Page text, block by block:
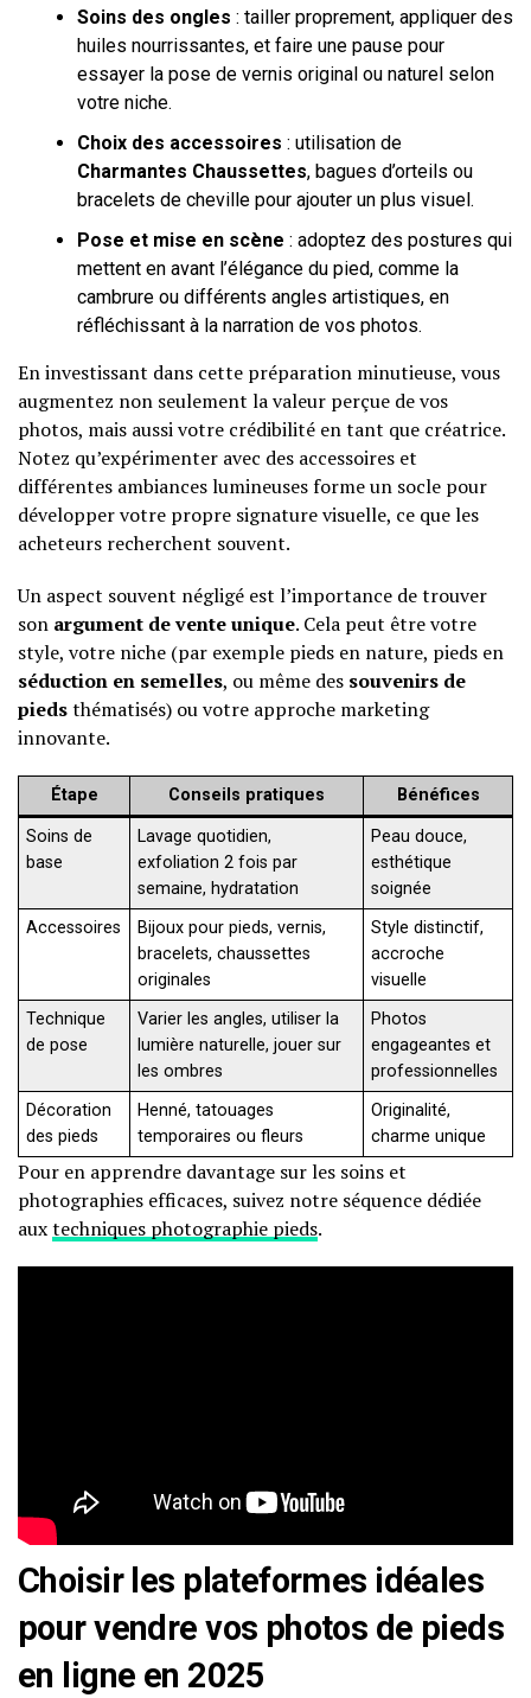
Soins des ongles : tailler proprement, appliquer des
huiles nourrissantes, et faire une pause pour
essayer la pose de vernis original ou naturel selon
votre niche.
Choix des accessoires : utilisation de
Charmantes Chaussettes, bagues d’orteils ou
bracelets de cheville pour ajouter un plus visuel.
Pose et mise en scène : adoptez des postures qui
mettent en avant l’élégance du pied, comme la
cambrure ou différents angles artistiques, en
réfléchissant à la narration de vos photos.
En investissant dans cette préparation minutieuse, vous
augmentez non seulement la valeur perçue de vos
photos, mais aussi votre crédibilité en tant que créatrice.
Notez qu’expérimenter avec des accessoires et
différentes ambiances lumineuses forme un socle pour
développer votre propre signature visuelle, ce que les
acheteurs recherchent souvent.
Un aspect souvent négligé est l’importance de trouver
son argument de vente unique. Cela peut être votre
style, votre niche (par exemple pieds en nature, pieds en
séduction en semelles, ou même des souvenirs de
piedsthématisés) ou votre approche marketing
innovante.
Étape Conseils pratiques Bénéfices
Soins de
base
Lavage quotidien,
exfoliation 2 fois par
semaine, hydratation
Peau douce,
esthétique
soignée
Accessoires
Bijoux pour pieds, vernis,
bracelets, chaussettes
originales
Style distinctif,
accroche
visuelle
Technique
de pose
Varier les angles, utiliser la
lumière naturelle, jouer sur
les ombres
Photos
engageantes et
professionnelles
Décoration
des pieds
Henné, tatouages
temporaires ou fleurs
Originalité,
charme unique
Pour en apprendre davantage sur les soins et
photographies efficaces, suivez notre séquence dédiée
auxtechniques photographie pieds.
Choisir les plateformes idéales
pour vendre vos photos de pieds
en ligne en 2025